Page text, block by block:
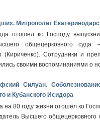
Митрополит
отошёл ко Господу
общецерковного
(Кириченко). Сотрудники и
своими воспоминаниями о
Силуан.
и Кубанского Исидора
на 80 году жизни отошёл ко
Высшего